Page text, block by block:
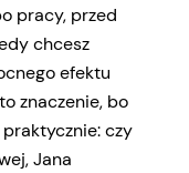
pracy, przed
chcesz
efektu
znaczenie, bo
czy
Jana